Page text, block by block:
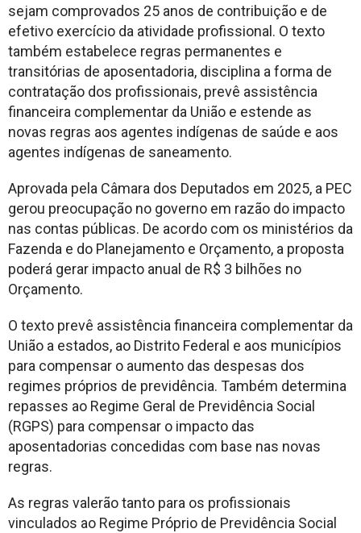
sejam comprovados 25 anos de contribuição e de
efetivo exercício da atividade profissional. O texto
também estabelece regras permanentes e
transitórias de aposentadoria, disciplina a forma de
contratação dos profissionais, prevê assistência
financeira complementar da União e estende as
novas regras aos agentes indígenas de saúde e aos
agentes indígenas de saneamento.
Aprovada pela Câmara dos Deputados em 2025, a PEC
gerou preocupação no governo em razão do impacto
nas contas públicas. De acordo com os ministérios da
Fazenda e do Planejamento e Orçamento, a proposta
poderá gerar impacto anual de R$ 3 bilhões no
Orçamento.
O texto prevê assistência financeira complementar da
União a estados, ao Distrito Federal e aos municípios
para compensar o aumento das despesas dos
regimes próprios de previdência. Também determina
repasses ao Regime Geral de Previdência Social
(RGPS) para compensar o impacto das
aposentadorias concedidas com base nas novas
regras.
As regras valerão tanto para os profissionais
vinculados ao Regime Próprio de Previdência Social